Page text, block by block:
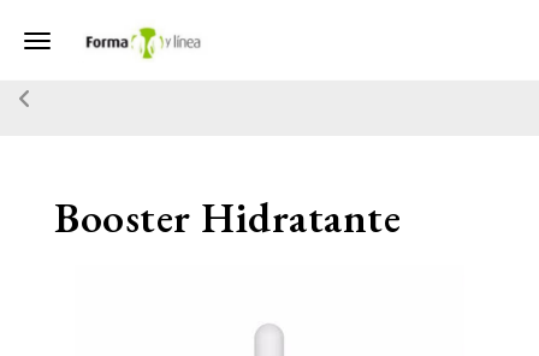
Toggle navigation
Booster Hidratante